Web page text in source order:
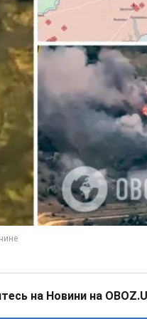
на Новини на